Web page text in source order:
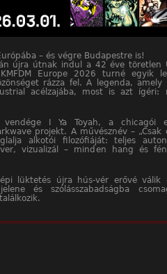
– és végre Budapestre is!
újra útnak indul a 42 éve töretlen
Europe 2026 turné egyik
rázza fel. A legenda, amely
acélzajába, most is azt ígéri:
I Ya Toyah, a chicagói
projekt. A művésznév – „Csak
alkotói filozófiáját: teljes
vizualizál – minden hang és
lüktetés újra hús-vér erővé válik
és szólásszabadságba